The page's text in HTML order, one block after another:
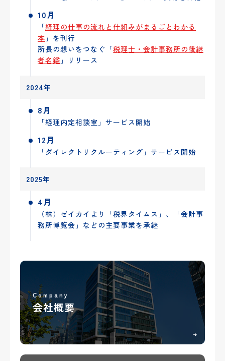
10月
「経理の仕事の流れと仕組みがまるごとわかる
本 」を刊行
所長の想いをつなぐ「税理士・会計事務所の後継
者名鑑 」リリース
2024年
8月
「経理内定相談室」サービス開始
12月
「ダイレクトリクルーティング」サービス開始
2025年
4月
（株）ゼイカイより「税界タイムス」、「会計事
務所博覧会」などの主要事業を承継
Company
会社概要
➜